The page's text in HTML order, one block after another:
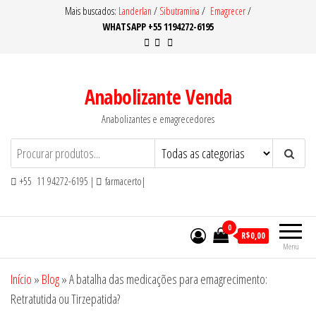
Mais buscados: Landerlan / Sibutramina / Emagrecer/
WHATSAPP +55 1194272-6195
Anabolizante Venda
Anabolizantes e emagrecedores
+55 11 94272-6195 | farmacerto|
Menu
0
R$0,00
Início » Blog»A batalha das medicações para emagrecimento:
Retratutida ou Tirzepatida?